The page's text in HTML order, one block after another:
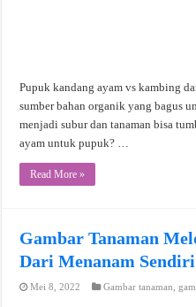
Pupuk kandang ayam vs kambing
sumber bahan organik yang bagus
menjadi subur dan tanaman bisa
ayam untuk pupuk? …
Read More »
Gambar Tanaman
Dari Menanam Sendiri
Mei 8, 2022 Gambar tanaman ,